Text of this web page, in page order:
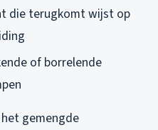
die terugkomt wijst op
of borrelende
gemengde